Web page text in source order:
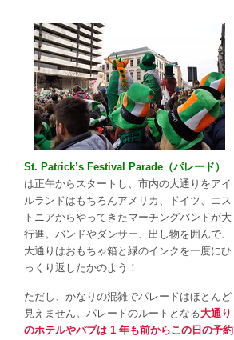
は
St. Patrick’s Festival Parade（パレード）
は正午からスタートし、市内の大通りをアイ
ルランドはもちろんアメリカ、ドイツ、エス
トニアからやってきたマーチングバンドが大
行進。バンドやダンサー、出し物を囲んで、
大通りはおもちゃ箱と緑のインクを一度にひ
っくり返したかのよう！
ただし、かなりの混雑でパレードはほとんど
見えません。パレードのルートとなる大通り
のホテルやパブは 1 年も前からこの日の予約